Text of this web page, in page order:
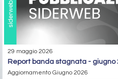
29 maggio 2026
report banda stagnata - giugno
Aggiornamento Giugno 2026